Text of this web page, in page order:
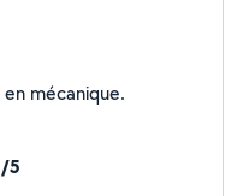
mécanique.
5